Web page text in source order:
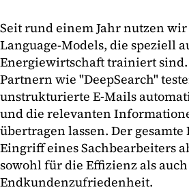
Seit rund einem Jahr nutzen
Language-Models, die speziell
Energiewirtschaft trainiert
Partnern wie "DeepSearch"
unstrukturierte E-Mails
und die relevanten
übertragen lassen. Der gesamte
Eingriff eines Sachbearbeiters
sowohl für die Effizienz als
Endkundenzufriedenheit.